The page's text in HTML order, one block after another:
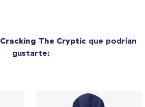
Cracking The Crypticque podrían
gustarte: